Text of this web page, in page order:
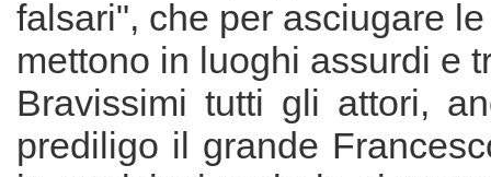
falsari", che per asciugare
mettono in luoghi assurdi e
Bravissimi tutti gli attori,
prediligo il grande